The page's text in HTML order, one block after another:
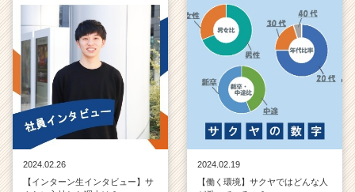
2024.02.26
【インターン生インタビュー】サ
2024.02.19
【働く環境】サクヤではどんな人